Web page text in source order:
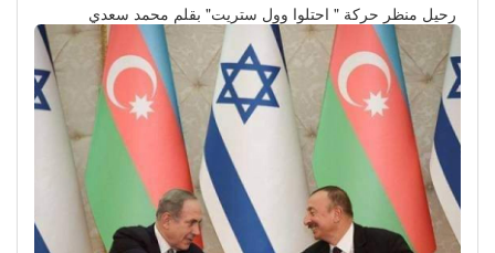
رحيل منظر حركة " احتلوا وول ستريت" بقلم محمد سعدي